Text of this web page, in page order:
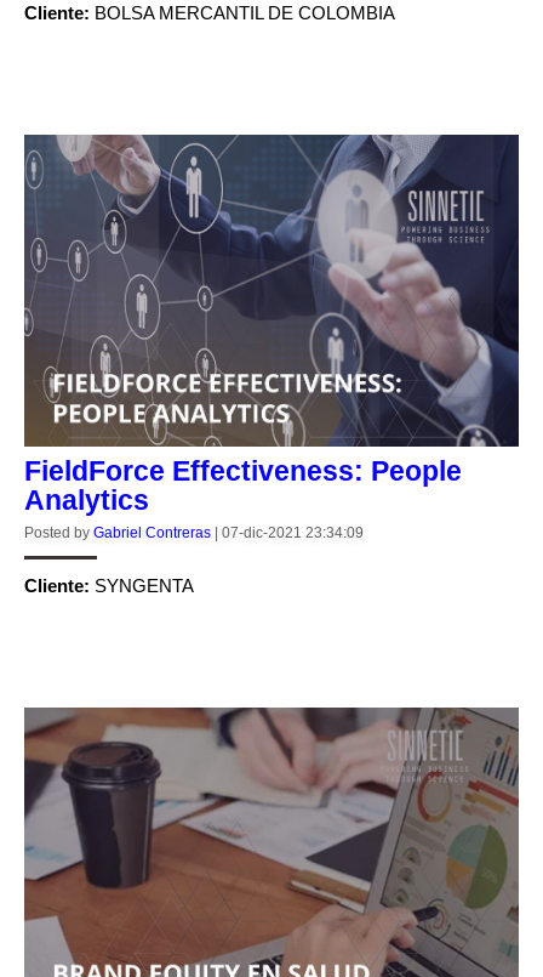
Cliente: BOLSA MERCANTIL DE COLOMBIA
FieldForce Effectiveness: People
Analytics
Posted by Gabriel Contreras 07-dic-2021 23:34:09
Cliente: SYNGENTA